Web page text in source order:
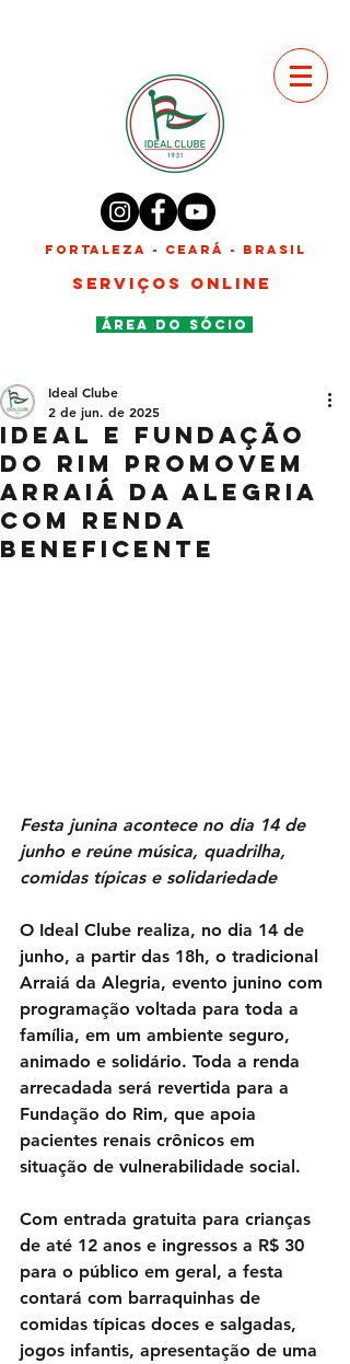
FORTALEZA - CEARÁ - BRASIL
SERVIÇOS ONLINE
ÁREA DO SÓCIO
Ideal e Fundação
do Rim promovem
Arraiá da Alegria
com renda
beneficente
Ideal Clube
2 de jun. de 2025
Festa junina acontece no dia 14 de
junho e reúne música, quadrilha,
comidas típicas e solidariedade
O Ideal Clube realiza, no dia 14 de
junho, a partir das 18h, o tradicional
Arraiá da Alegria, evento junino com
programação voltada para toda a
família, em um ambiente seguro,
animado e solidário. Toda a renda
arrecadada será revertida para a
Fundação do Rim, que apoia
pacientes renais crônicos em
situação de vulnerabilidade social.
Com entrada gratuita para crianças
de até 12 anos e ingressos a R$ 30
para o público em geral, a festa
contará com barraquinhas de
comidas típicas doces e salgadas,
jogos infantis, apresentação de uma